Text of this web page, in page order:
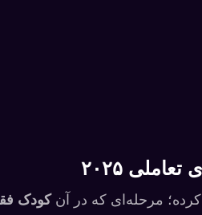
۲۰۲۵
کودک